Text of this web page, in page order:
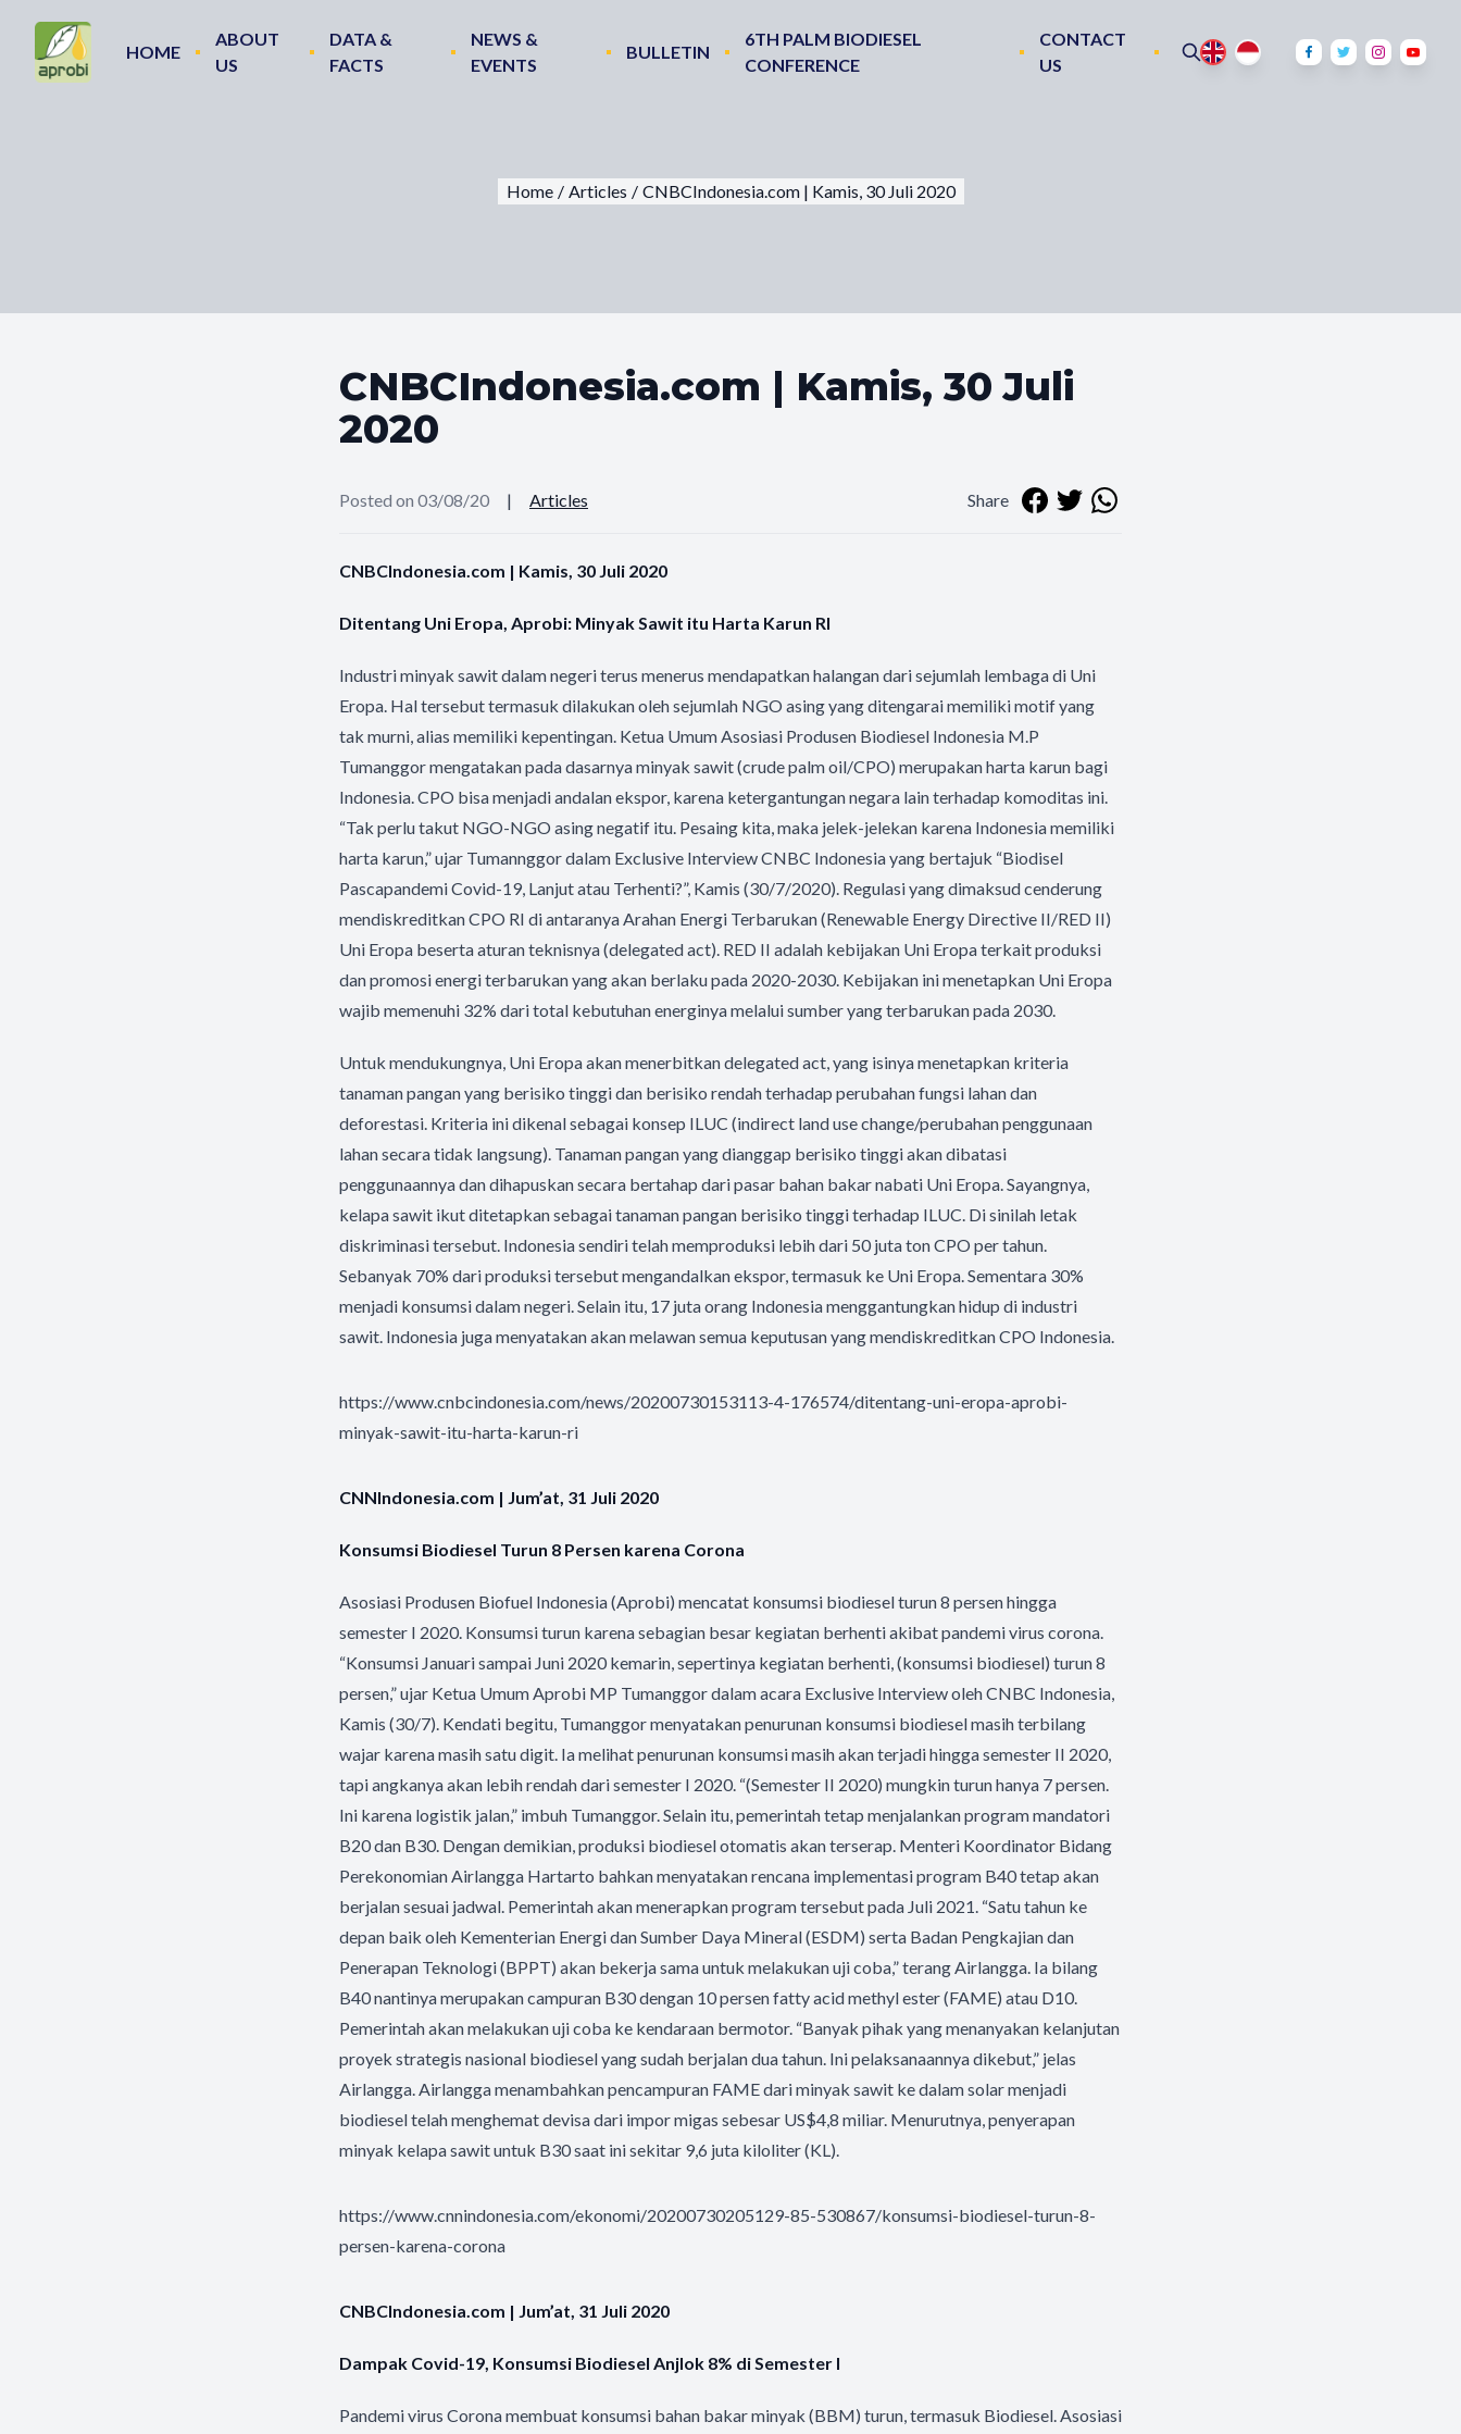
HOME
ABOUT
US
DATA &
FACTS
NEWS &
EVENTS
BULLETIN
6TH PALM BIODIESEL
CONFERENCE
CONTACT
US
Home / Articles / CNBCIndonesia.com | Kamis, 30 Juli 2020
CNBCIndonesia.com | Kamis, 30 Juli
2020
Posted on 03/08/20 | Articles Share
CNBCIndonesia.com | Kamis, 30 Juli 2020
Ditentang Uni Eropa, Aprobi: Minyak Sawit itu Harta Karun RI
Industri minyak sawit dalam negeri terus menerus mendapatkan halangan dari sejumlah lembaga di Uni
Eropa. Hal tersebut termasuk dilakukan oleh sejumlah NGO asing yang ditengarai memiliki motif yang
tak murni, alias memiliki kepentingan. Ketua Umum Asosiasi Produsen Biodiesel Indonesia M.P
Tumanggor mengatakan pada dasarnya minyak sawit (crude palm oil/CPO) merupakan harta karun bagi
Indonesia. CPO bisa menjadi andalan ekspor, karena ketergantungan negara lain terhadap komoditas ini.
“Tak perlu takut NGO-NGO asing negatif itu. Pesaing kita, maka jelek-jelekan karena Indonesia memiliki
harta karun,” ujar Tumannggor dalam Exclusive Interview CNBC Indonesia yang bertajuk “Biodisel
Pascapandemi Covid-19, Lanjut atau Terhenti?”, Kamis (30/7/2020). Regulasi yang dimaksud cenderung
mendiskreditkan CPO RI di antaranya Arahan Energi Terbarukan (Renewable Energy Directive II/RED II)
Uni Eropa beserta aturan teknisnya (delegated act). RED II adalah kebijakan Uni Eropa terkait produksi
dan promosi energi terbarukan yang akan berlaku pada 2020-2030. Kebijakan ini menetapkan Uni Eropa
wajib memenuhi 32% dari total kebutuhan energinya melalui sumber yang terbarukan pada 2030.
Untuk mendukungnya, Uni Eropa akan menerbitkan delegated act, yang isinya menetapkan kriteria
tanaman pangan yang berisiko tinggi dan berisiko rendah terhadap perubahan fungsi lahan dan
deforestasi. Kriteria ini dikenal sebagai konsep ILUC (indirect land use change/perubahan penggunaan
lahan secara tidak langsung). Tanaman pangan yang dianggap berisiko tinggi akan dibatasi
penggunaannya dan dihapuskan secara bertahap dari pasar bahan bakar nabati Uni Eropa. Sayangnya,
kelapa sawit ikut ditetapkan sebagai tanaman pangan berisiko tinggi terhadap ILUC. Di sinilah letak
diskriminasi tersebut. Indonesia sendiri telah memproduksi lebih dari 50 juta ton CPO per tahun.
Sebanyak 70% dari produksi tersebut mengandalkan ekspor, termasuk ke Uni Eropa. Sementara 30%
menjadi konsumsi dalam negeri. Selain itu, 17 juta orang Indonesia menggantungkan hidup di industri
sawit. Indonesia juga menyatakan akan melawan semua keputusan yang mendiskreditkan CPO Indonesia.
https://www.cnbcindonesia.com/news/20200730153113-4-176574/ditentang-uni-eropa-aprobi-
minyak-sawit-itu-harta-karun-ri
CNNIndonesia.com | Jum’at, 31 Juli 2020
Konsumsi Biodiesel Turun 8 Persen karena Corona
Asosiasi Produsen Biofuel Indonesia (Aprobi) mencatat konsumsi biodiesel turun 8 persen hingga
semester I 2020. Konsumsi turun karena sebagian besar kegiatan berhenti akibat pandemi virus corona.
“Konsumsi Januari sampai Juni 2020 kemarin, sepertinya kegiatan berhenti, (konsumsi biodiesel) turun 8
persen,” ujar Ketua Umum Aprobi MP Tumanggor dalam acara Exclusive Interview oleh CNBC Indonesia,
Kamis (30/7). Kendati begitu, Tumanggor menyatakan penurunan konsumsi biodiesel masih terbilang
wajar karena masih satu digit. Ia melihat penurunan konsumsi masih akan terjadi hingga semester II 2020,
tapi angkanya akan lebih rendah dari semester I 2020. “(Semester II 2020) mungkin turun hanya 7 persen.
Ini karena logistik jalan,” imbuh Tumanggor. Selain itu, pemerintah tetap menjalankan program mandatori
B20 dan B30. Dengan demikian, produksi biodiesel otomatis akan terserap. Menteri Koordinator Bidang
Perekonomian Airlangga Hartarto bahkan menyatakan rencana implementasi program B40 tetap akan
berjalan sesuai jadwal. Pemerintah akan menerapkan program tersebut pada Juli 2021. “Satu tahun ke
depan baik oleh Kementerian Energi dan Sumber Daya Mineral (ESDM) serta Badan Pengkajian dan
Penerapan Teknologi (BPPT) akan bekerja sama untuk melakukan uji coba,” terang Airlangga. Ia bilang
B40 nantinya merupakan campuran B30 dengan 10 persen fatty acid methyl ester (FAME) atau D10.
Pemerintah akan melakukan uji coba ke kendaraan bermotor. “Banyak pihak yang menanyakan kelanjutan
proyek strategis nasional biodiesel yang sudah berjalan dua tahun. Ini pelaksanaannya dikebut,” jelas
Airlangga. Airlangga menambahkan pencampuran FAME dari minyak sawit ke dalam solar menjadi
biodiesel telah menghemat devisa dari impor migas sebesar US$4,8 miliar. Menurutnya, penyerapan
minyak kelapa sawit untuk B30 saat ini sekitar 9,6 juta kiloliter (KL).
https://www.cnnindonesia.com/ekonomi/20200730205129-85-530867/konsumsi-biodiesel-turun-8-
persen-karena-corona
CNBCIndonesia.com | Jum’at, 31 Juli 2020
Dampak Covid-19, Konsumsi Biodiesel Anjlok 8% di Semester I
Pandemi virus Corona membuat konsumsi bahan bakar minyak (BBM) turun, termasuk Biodiesel. Asosiasi